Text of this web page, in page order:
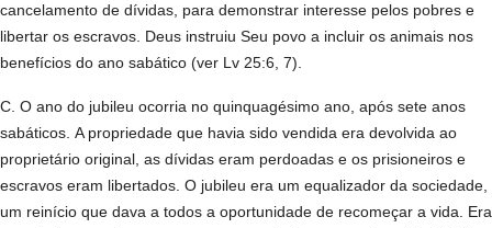
cancelamento de dívidas, para demonstrar interesse pelos pobres e
libertar os escravos. Deus instruiu Seu povo a incluir os animais nos
benefícios do ano sabático (ver Lv 25:6, 7).
C. O ano do jubileu ocorria no quinquagésimo ano, após sete anos
sabáticos. A propriedade que havia sido vendida era devolvida ao
proprietário original, as dívidas eram perdoadas e os prisioneiros e
escravos eram libertados. O jubileu era um equalizador da sociedade,
um reinício que dava a todos a oportunidade de recomeçar a vida. Era